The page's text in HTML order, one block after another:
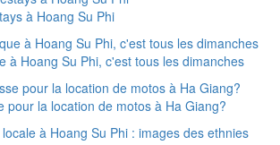
à Hoang Su Phi
à Hoang Su Phi, c'est tous les dimanches
pour la location de motos à Ha Giang?